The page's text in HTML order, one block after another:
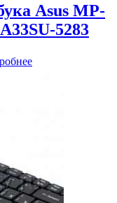
Asus MP-
5283